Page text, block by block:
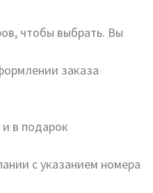
чтобы выбрать. Вы
заказа
в подарок
с указанием номера